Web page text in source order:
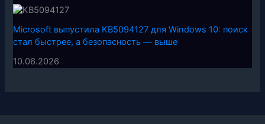
Microsoft выпустила KB5094127 для Windows 10: поиск
стал быстрее, а безопасность — выше
10.06.2026